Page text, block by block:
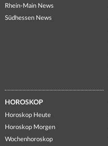
Rhein-Main News
Südhessen News
HOROSKOP
Horoskop Heute
Horoskop Morgen
Wochenhoroskop